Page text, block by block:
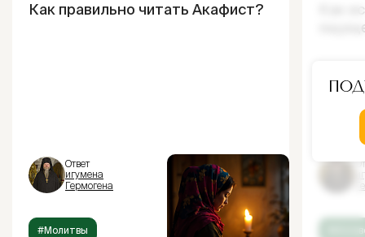
Как правильно читать Акафист?
Ответ
игумена
Гермогена
#Молитвы
Как